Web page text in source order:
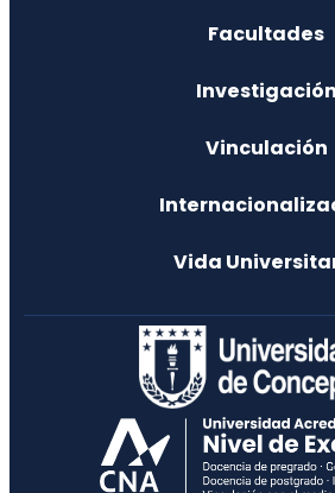
Facultades
Investigación
Vinculación
Vida